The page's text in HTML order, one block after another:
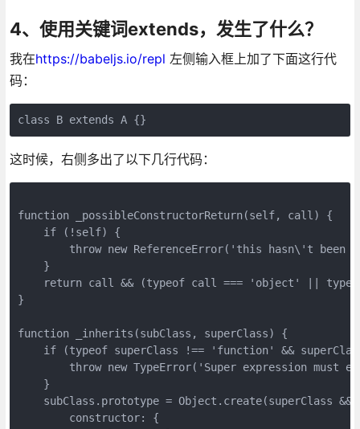
4、使用关键词extends，发生了什么？
我在https://babeljs.io/repl 左侧输入框上加了下面这行代
码：
class B extends A {}
这时候，右侧多出了以下几行代码：
function _possibleConstructorReturn(self, call) {
    if (!self) {
throw new ReferenceError('this hasn\'t been
    }
return call && (typeof call === 'object' ||
}
function _inherits(subClass, superClass) {
if (typeof superClass !== 'function' &&
throw new TypeError('Super expression must
    }
subClass.prototype = Object.create(superClass &&
        constructor: {